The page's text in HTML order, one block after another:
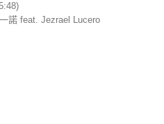
諾 feat. Jezrael Lucero